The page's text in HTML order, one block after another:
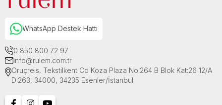
WhatsApp Destek Hattı
0 850 800 72 97
info@rulem.com.tr
Oruçreis, Tekstilkent Cd Koza Plaza No:264 B Blok Kat:26 12/A
D:263, 34000, 34235 Esenler/İstanbul